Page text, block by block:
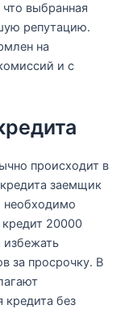
выбранная
репутацию.
на
и с
происходит в
заемщик
необходимо
20000
за просрочку. В
кредита без